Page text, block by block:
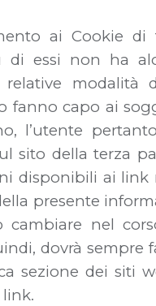
ai Cookie di
di essi non ha
relative modalità
fanno capo ai
l’utente
sito della terza
disponibili ai link
presente
cambiare nel
dovrà sempre
sezione dei siti
link.